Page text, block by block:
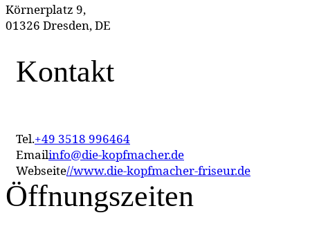
Körnerplatz 9,
01326 Dresden, DE
Kontakt
Tel.+49 3518 996464
Emailinfo@die-kopfmacher.de
Webseite//www.die-kopfmacher-friseur.de
Öffnungszeiten